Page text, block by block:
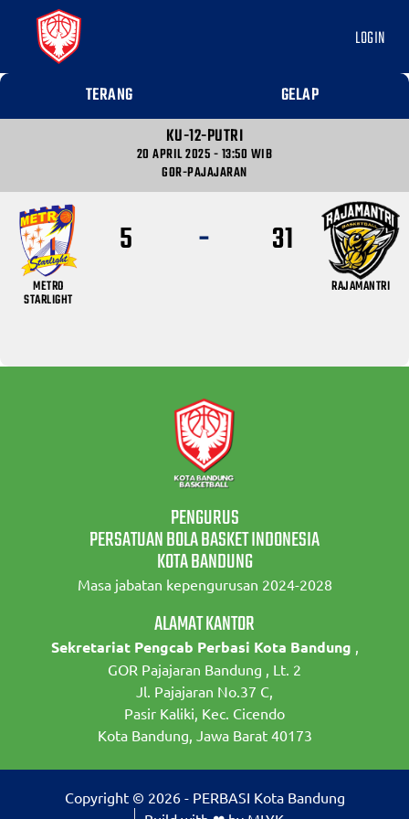
LOGIN
TERANG
GELAP
KU-12-PUTRI
20 APRIL 2025 - 13:50 WIB
GOR-PAJAJARAN
METRO
STARLIGHT
5 - 31
RAJAMANTRI
PENGURUS
PERSATUAN BOLA BASKET INDONESIA
KOTA BANDUNG
Masa jabatan kepengurusan 2024-2028
ALAMAT KANTOR
Sekretariat Pengcab Perbasi Kota Bandung ,
GOR Pajajaran Bandung , Lt. 2
Jl. Pajajaran No.37 C,
Pasir Kaliki, Kec. Cicendo
Kota Bandung, Jawa Barat 40173
Copyright © 2026 - PERBASI Kota Bandung